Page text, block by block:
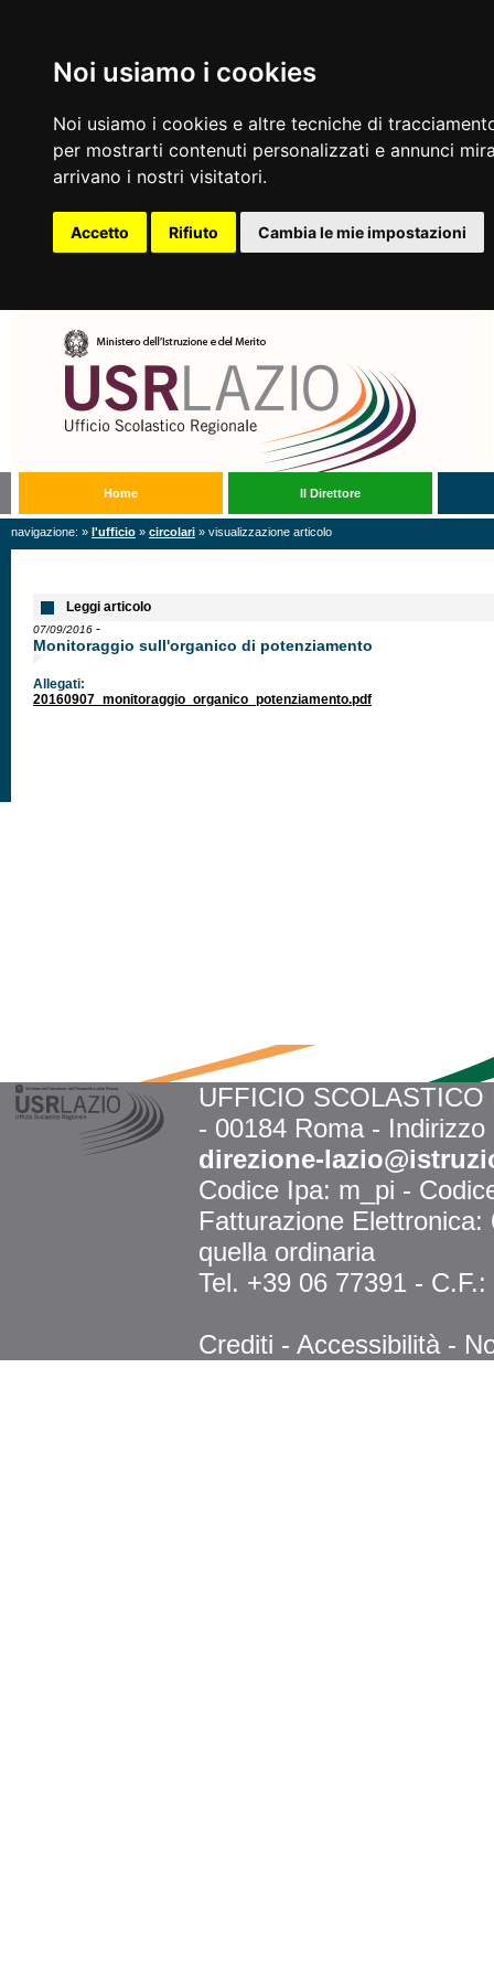
Noi usiamo i cookies
Noi usiamo i cookies e altre tecniche di
per mostrarti contenuti personalizzati e annunci
arrivano i nostri visitatori.
Accetto Rifiuto Cambia le mie impostazioni
Home Il Direttore
navigazione: » l'ufficio » circolari » visualizzazione articolo
Leggi articolo
07/09/2016 -
Monitoraggio sull'organico di potenziamento
Allegati:
20160907_monitoraggio_organico_potenziamento.pdf
UFFICIO
- 00184 Roma -
direzione-
Codice Ipa: m_pi -
Fatturazione
quella ordinaria
Tel. +39 06 77391 -
Crediti - Accessibilità -